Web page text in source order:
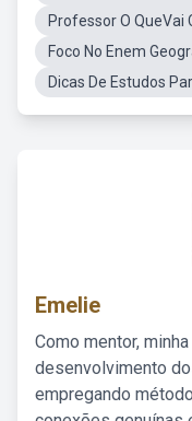
Professor O QueVai
Foco No Enem
Dicas De Estudos
Emelie
Como mentor,
desenvolvimento
empregando